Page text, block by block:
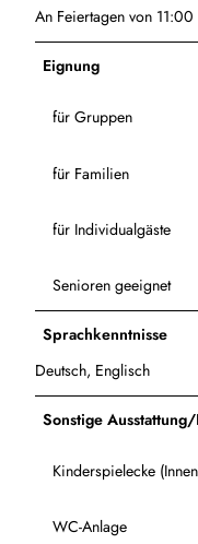
An Feiertagen von
Eignung
für Gruppen
für Familien
für Individualgäste
Senioren geeignet
Sprachkenntnisse
Deutsch, Englisch
Sonstige
Kinderspielecke
WC-Anlage